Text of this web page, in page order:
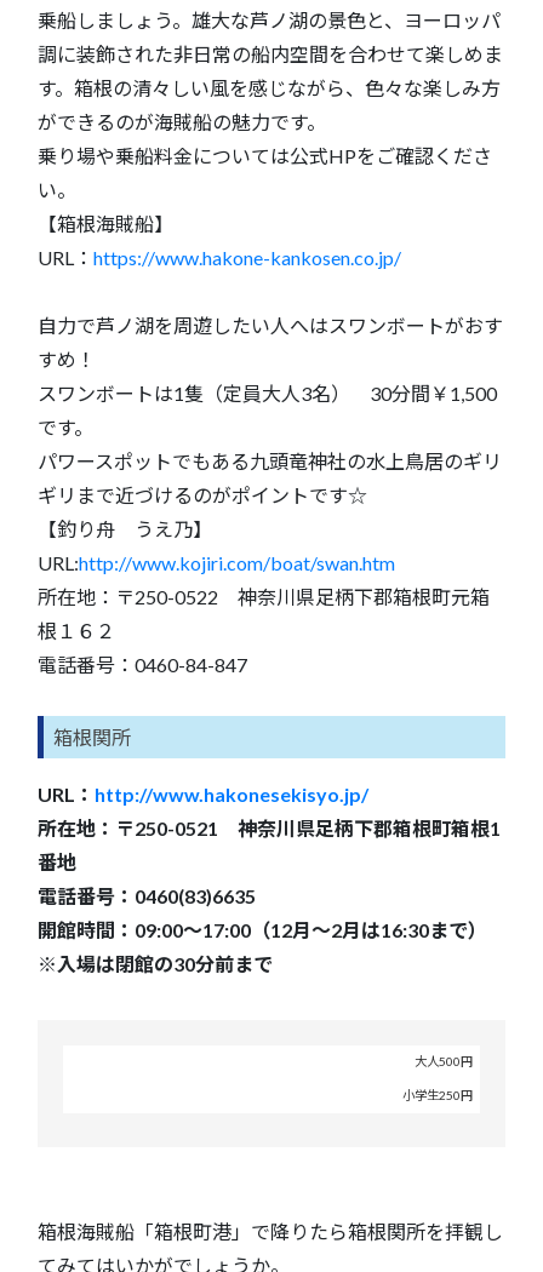
乗船しましょう。雄大な芦ノ湖の景色と、ヨーロッパ
調に装飾された非日常の船内空間を合わせて楽しめま
す。箱根の清々しい風を感じながら、色々な楽しみ方
ができるのが海賊船の魅力です。
乗り場や乗船料金については公式HPをご確認くださ
い。
【箱根海賊船】
URL： https://www.hakone-kankosen.co.jp/
自力で芦ノ湖を周遊したい人へはスワンボートがおす
すめ！
スワンボートは1隻（定員大人3名） 30分間￥1,500
です。
パワースポットでもある九頭竜神社の水上鳥居のギリ
ギリまで近づけるのがポイントです☆
【釣り舟 うえ乃】
URL:http://www.kojiri.com/boat/swan.htm
所在地：〒250-0522 神奈川県足柄下郡箱根町元箱
根１６２
電話番号：0460-84-847
箱根関所
URL： http://www.hakonesekisyo.jp/
所在地：〒250-0521 神奈川県足柄下郡箱根町箱根1
番地
電話番号：0460(83)6635
開館時間：09:00～17:00（12月～2月は16:30まで）
※入場は閉館の30分前まで
大人500円
小学生250円
箱根海賊船「箱根町港」で降りたら箱根関所を拝観し
てみてはいかがでしょうか。